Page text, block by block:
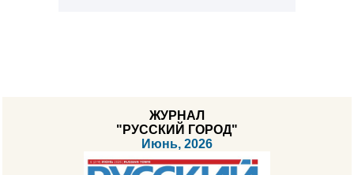
ЖУРНАЛ
"РУССКИЙ ГОРОД"
Июнь, 2026